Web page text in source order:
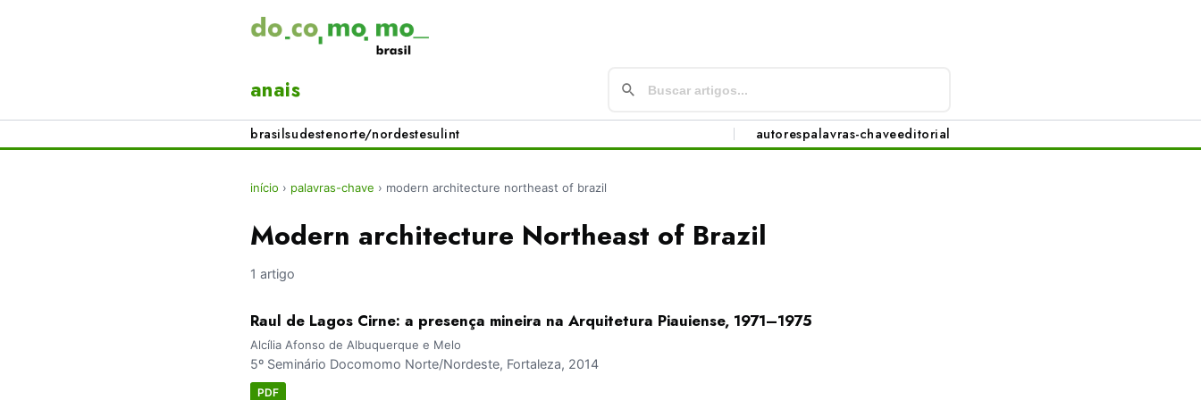
anais
brasilsudestenorte/nordestesulint autorespalavras-chaveeditorial
início › palavras-chave › modern architecture northeast of brazil
Modern architecture Northeast of Brazil
1 artigo
Raul de Lagos Cirne: a presença mineira na Arquitetura Piauiense, 1971–1975
Alcília Afonso de Albuquerque e Melo
5º Seminário Docomomo Norte/Nordeste, Fortaleza, 2014
PDF